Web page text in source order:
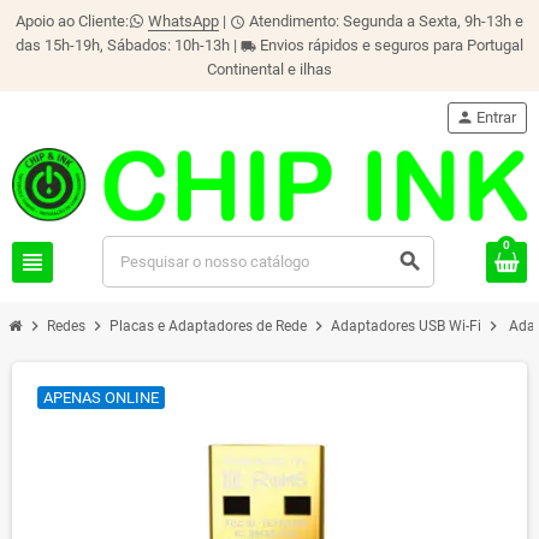
Apoio ao Cliente: WhatsApp | schedule Atendimento: Segunda a Sexta, 9h-13h e
das 15h-19h, Sábados: 10h-13h | local_shipping Envios rápidos e seguros para Portugal
Continental e ilhas
view_headline search
person Entrar
0
chevron_right Redes chevron_right Placas e Adaptadores de Rede chevron_right Adaptadores USB Wi-Fi chevron_right
APENAS ONLINE